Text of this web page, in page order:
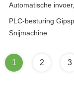
Automatische
PLC-besturing
Snijmachine
1 2 3